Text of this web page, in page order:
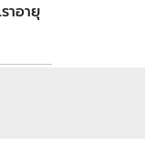
าอายุ